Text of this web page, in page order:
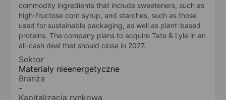
commodity ingredients that include sweeteners, such as
high-fructose corn syrup, and starches, such as those
used for sustainable packaging, as well as plant-based
proteins. The company plans to acquire Tate & Lyle in an
all-cash deal that should close in 2027.
Sektor
Materiały nieenergetyczne
Branża
-
Kapitalizacja rynkowa